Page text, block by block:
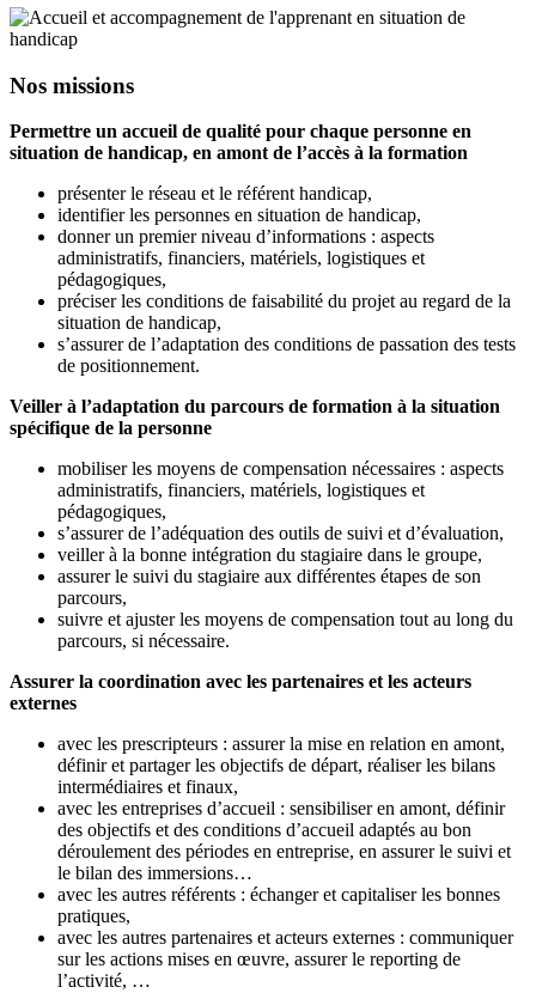
Nos missions
Permettre un accueil de qualité pour chaque personne en
situation de handicap, en amont de l’accès à la formation
présenter le réseau et le référent handicap,
identifier les personnes en situation de handicap,
donner un premier niveau d’informations : aspects
administratifs, financiers, matériels, logistiques et
pédagogiques,
préciser les conditions de faisabilité du projet au regard de la
situation de handicap,
s’assurer de l’adaptation des conditions de passation des tests
de positionnement.
Veiller à l’adaptation du parcours de formation à la situation
spécifique de la personne
mobiliser les moyens de compensation nécessaires : aspects
administratifs, financiers, matériels, logistiques et
pédagogiques,
s’assurer de l’adéquation des outils de suivi et d’évaluation,
veiller à la bonne intégration du stagiaire dans le groupe,
assurer le suivi du stagiaire aux différentes étapes de son
parcours,
suivre et ajuster les moyens de compensation tout au long du
parcours, si nécessaire.
Assurer la coordination avec les partenaires et les acteurs
externes
avec les prescripteurs : assurer la mise en relation en amont,
définir et partager les objectifs de départ, réaliser les bilans
intermédiaires et finaux,
avec les entreprises d’accueil : sensibiliser en amont, définir
des objectifs et des conditions d’accueil adaptés au bon
déroulement des périodes en entreprise, en assurer le suivi et
le bilan des immersions…
avec les autres référents : échanger et capitaliser les bonnes
pratiques,
avec les autres partenaires et acteurs externes : communiquer
sur les actions mises en œuvre, assurer le reporting de
l’activité, …